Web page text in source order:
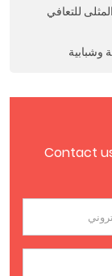
للتعافي
وشبابية
Contact